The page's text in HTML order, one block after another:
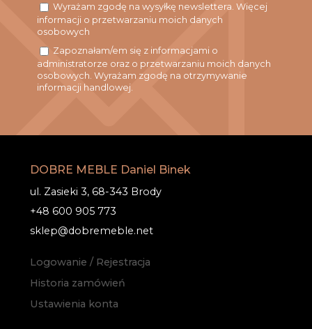
Wyrażam zgodę na wysyłkę newslettera. Więcej
informacji o przetwarzaniu moich danych
osobowych
Zapoznałam/em się z informacjami o
administratorze oraz o przetwarzaniu moich danych
osobowych. Wyrażam zgodę na otrzymywanie
informacji handlowej.
DOBRE MEBLE Daniel Binek
ul. Zasieki 3, 68-343 Brody
+48 600 905 773
sklep@dobremeble.net
Logowanie / Rejestracja
Historia zamówień
Ustawienia konta